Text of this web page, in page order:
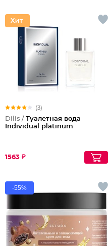
(3)
Dilis / Туалетная вода
Individual platinum
1563 ₽
-55%